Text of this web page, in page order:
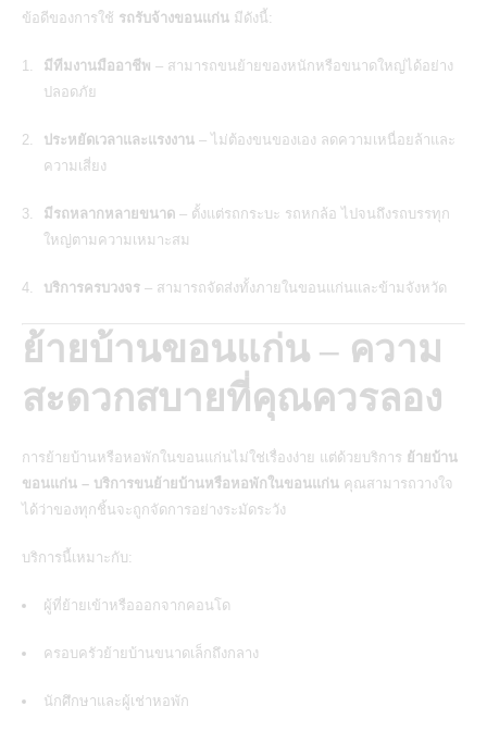
ข้อดีของการใช้ รถรับจ้างขอนแก่น มีดังนี้:
มีทีมงานมืออาชีพ – สามารถขนย้ายของหนักหรือขนาดใหญ่ได้อย่าง
ปลอดภัย
ประหยัดเวลาและแรงงาน – ไม่ต้องขนของเอง ลดความเหนื่อยล้าและ
ความเสี่ยง
มีรถหลากหลายขนาด – ตั้งแต่รถกระบะ รถหกล้อ ไปจนถึงรถบรรทุก
ใหญ่ตามความเหมาะสม
บริการครบวงจร – สามารถจัดส่งทั้งภายในขอนแก่นและข้ามจังหวัด
ย้ายบ้านขอนแก่น – ความ
สะดวกสบายที่คุณควรลอง
การย้ายบ้านหรือหอพักในขอนแก่นไม่ใช่เรื่องง่าย แต่ด้วยบริการ ย้ายบ้าน
ขอนแก่น – บริการขนย้ายบ้านหรือหอพักในขอนแก่น คุณสามารถวางใจ
ได้ว่าของทุกชิ้นจะถูกจัดการอย่างระมัดระวัง
บริการนี้เหมาะกับ:
ผู้ที่ย้ายเข้าหรือออกจากคอนโด
ครอบครัวย้ายบ้านขนาดเล็กถึงกลาง
นักศึกษาและผู้เช่าหอพัก